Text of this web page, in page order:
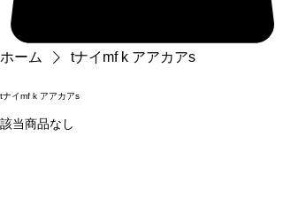
ホーム tナイmf k アアカアs
tナイmf k アアカアs
該当商品なし